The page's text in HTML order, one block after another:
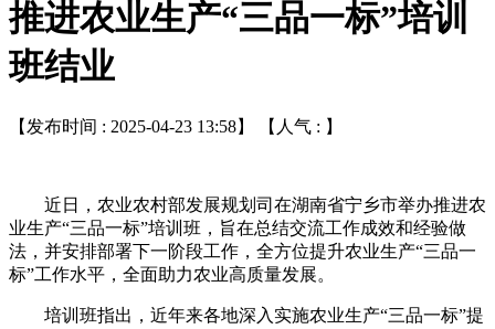
推进农业生产“三品一标”培训
班结业
【发布时间 : 2025-04-23 13:58】 【人气 : 】
近日，农业农村部发展规划司在湖南省宁乡市举办推进农
业生产“三品一标”培训班，旨在总结交流工作成效和经验做
法，并安排部署下一阶段工作，全方位提升农业生产“三品一
标”工作水平，全面助力农业高质量发展。
培训班指出，近年来各地深入实施农业生产“三品一标”提